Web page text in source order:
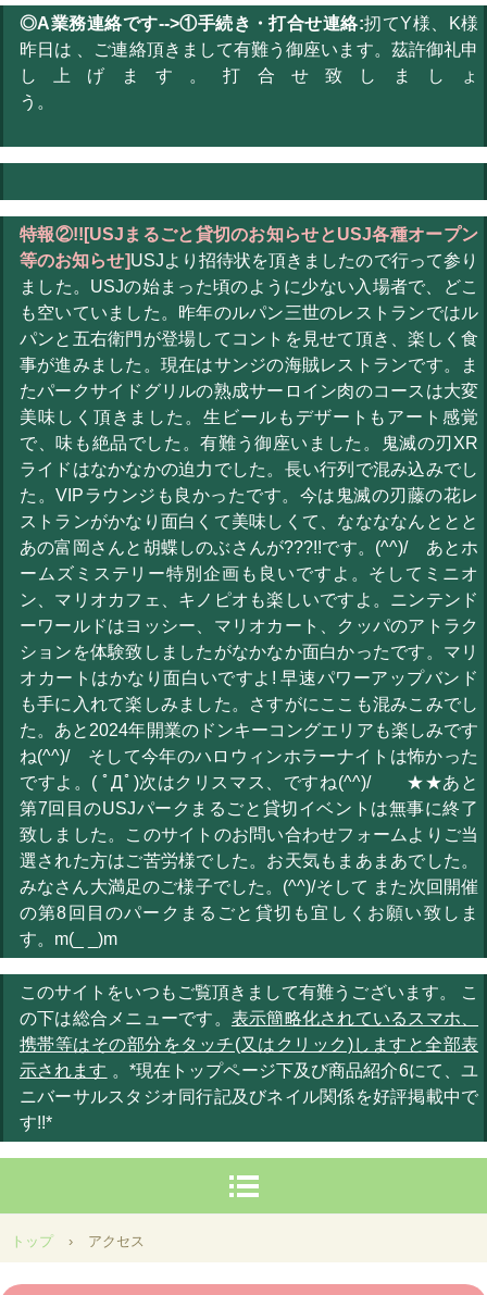
◎A業務連絡です-->①手続き・打合せ連絡:扨てY様、K様
昨日は 、ご連絡頂きまして有難う御座います。茲許御礼申
し上げます。打合せ致しましょ
う。
特報②!![USJまるごと貸切のお知らせとUSJ各種オープン
等のお知らせ]USJより招待状を頂きましたので行って参り
ました。USJの始まった頃のように少ない入場者で、どこ
も空いていました。昨年のルパン三世のレストランではル
パンと五右衛門が登場してコントを見せて頂き、楽しく食
事が進みました。現在はサンジの海賊レストランです。ま
たパークサイドグリルの熟成サーロイン肉のコースは大変
美味しく頂きました。生ビールもデザートもアート感覚
で、味も絶品でした。有難う御座いました。鬼滅の刃XR
ライドはなかなかの迫力でした。長い行列で混み込みでし
た。VIPラウンジも良かったです。今は鬼滅の刃藤の花レ
ストランがかなり面白くて美味しくて、ななななんととと
あの富岡さんと胡蝶しのぶさんが???!!です。(^^)/ あとホ
ームズミステリー特別企画も良いですよ。そしてミニオ
ン、マリオカフェ、キノピオも楽しいですよ。ニンテンド
ーワールドはヨッシー、マリオカート、クッパのアトラク
ションを体験致しましたがなかなか面白かったです。マリ
オカートはかなり面白いですよ! 早速パワーアップバンド
も手に入れて楽しみました。さすがにここも混みこみでし
た。あと2024年開業のドンキーコングエリアも楽しみです
ね(^^)/ そして今年のハロウィンホラーナイトは怖かった
ですよ。( ﾟДﾟ)次はクリスマス、ですね(^^)/ ★★あと
第7回目のUSJパークまるごと貸切イベントは無事に終了
致しました。このサイトのお問い合わせフォームよりご当
選された方はご苦労様でした。お天気もまあまあでした。
みなさん大満足のご様子でした。(^^)/そして また次回開催
の第8回目のパークまるごと貸切も宜しくお願い致しま
す。m(_ _)m
このサイトをいつもご覧頂きまして有難うございます。 こ
の下は総合メニューです。 表示簡略化されているスマホ、
携帯等はその部分をタッチ(又はクリック)しますと全部表
示されます 。*現在トップページ下及び商品紹介6にて、ユ
ニバーサルスタジオ同行記及びネイル関係を好評掲載中で
す!!*
トップ › アクセス